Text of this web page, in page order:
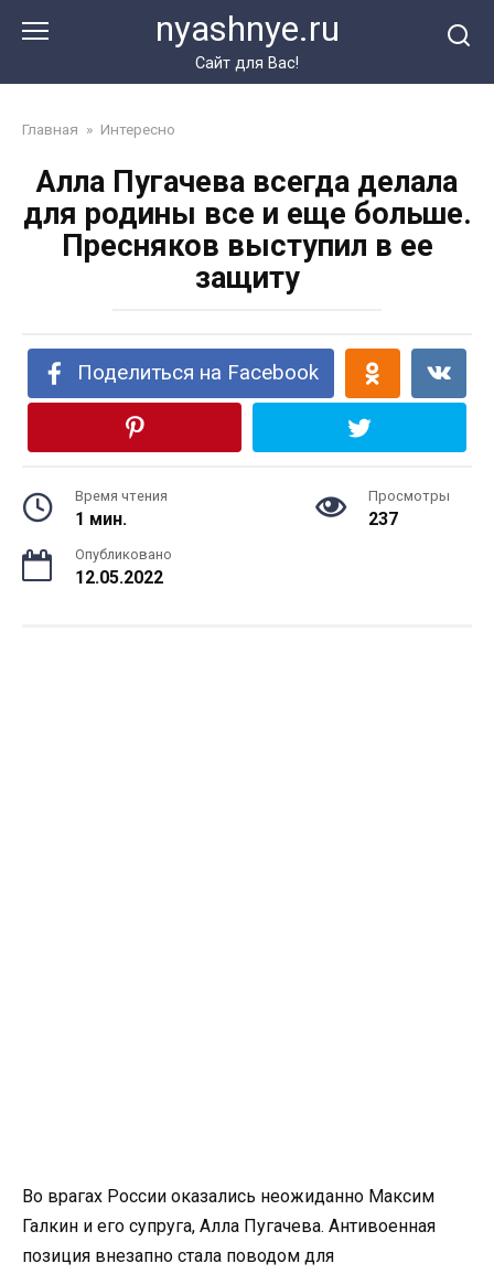
nyashnye.ru
Сайт для Вас!
Главная » Интересно
Алла Пугачева всегда делала
для родины все и еще больше.
Пресняков выступил в ее
защиту
Поделиться на Facebook
Время чтения
1 мин.
Просмотры
237
Опубликовано
12.05.2022
Во врагах России оказались неожиданно Максим
Галкин и его супруга, Алла Пугачева. Антивоенная
позиция внезапно стала поводом для